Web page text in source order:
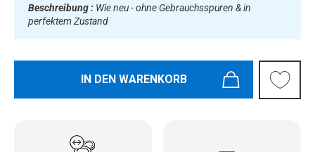
Beschreibung : Wie neu - ohne Gebrauchsspuren & in
perfektem Zustand
IN DEN WARENKORB